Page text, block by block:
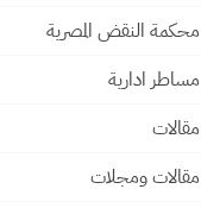
محكمة النقض المصرية
مساطر ادارية
مقالات
مقالات ومجلات